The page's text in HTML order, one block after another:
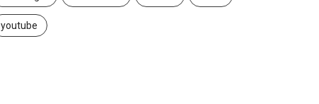
youtube